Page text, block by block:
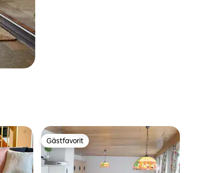
Gästfavorit
Gästfavorit